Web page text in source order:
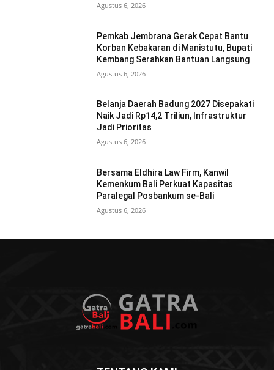
Agustus 6, 2026
Pemkab Jembrana Gerak Cepat Bantu
Korban Kebakaran di Manistutu, Bupati
Kembang Serahkan Bantuan Langsung
Agustus 6, 2026
Belanja Daerah Badung 2027 Disepakati
Naik Jadi Rp14,2 Triliun, Infrastruktur
Jadi Prioritas
Agustus 6, 2026
Bersama Eldhira Law Firm, Kanwil
Kemenkum Bali Perkuat Kapasitas
Paralegal Posbankum se-Bali
Agustus 6, 2026